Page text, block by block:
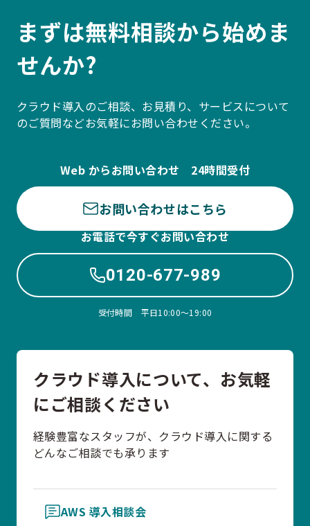
まずは無料相談から始めま
せんか?
クラウド導入のご相談、お見積り、サービスについて
のご質問などお気軽にお問い合わせください。
Web からお問い合わせ 24時間受付
お問い合わせはこちら
お電話で今すぐお問い合わせ
0120-677-989
受付時間 平日10:00〜19:00
クラウド導入について、お気軽
にご相談ください
経験豊富なスタッフが、クラウド導入に関する
どんなご相談でも承ります
AWS 導入相談会